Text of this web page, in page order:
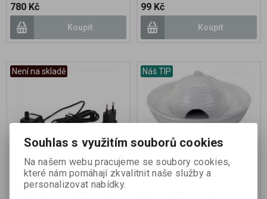
780 Kč
Koupit
99 Kč
Koupit
Není na skladě
Náhradní čerpadlo CATIT
Náš TIP
Souhlas s využitím souborů cookies
Na našem webu pracujeme se soubory cookies,
které nám pomáhají zkvalitnit naše služby a
personalizovat nabídky.